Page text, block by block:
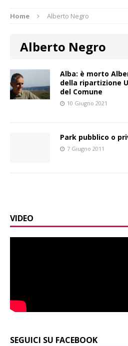
Home Alberto Negro
Alberto Negro
Alba: è morto
della ripartizione
del Comune
10 Giugno 2021
Park pubblico o
7 Giugno 2011
VIDEO
SEGUICI SU FACEBOOK